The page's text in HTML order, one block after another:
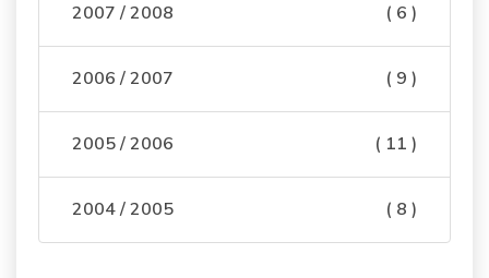
2007 / 2008 ( 6 )
2006 / 2007 ( 9 )
2005 / 2006 ( 11 )
2004 / 2005 ( 8 )